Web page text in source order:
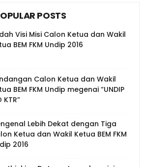
POSTS
Visi Misi Calon Ketua dan Wakil
BEM FKM Undip 2016
Calon Ketua dan Wakil
BEM FKM Undip megenai “UNDIP
KTR”
Lebih Dekat dengan Tiga
Ketua dan Wakil Ketua BEM FKM
2016